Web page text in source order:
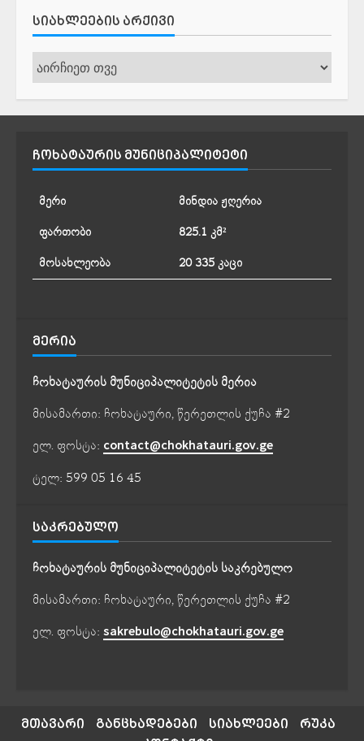
ᲡᲘᲐᲮᲚᲔᲔᲑᲘᲡ ᲐᲠᲥᲘᲕᲘ
სიახლეების
არქივი
ᲩᲝᲮᲐᲢᲐᲣᲠᲘᲡ ᲛᲣᲜᲘᲪᲘᲞᲐᲚᲘᲢᲔᲢᲘ
მერი
მინდია ჟღერია
ფართობი
825.1 კმ²
მოსახლეობა
20 335 კაცი
ᲛᲔᲠᲘᲐ
ჩოხატაურის მუნიციპალიტეტის მერია
მისამართი: ჩოხატაური, წერეთლის ქუჩა #2
ელ. ფოსტა: contact@chokhatauri.gov.ge
ტელ: 599 05 16 45
ᲡᲐᲙᲠᲔᲑᲣᲚᲝ
ჩოხატაურის მუნიციპალიტეტის საკრებულო
მისამართი: ჩოხატაური, წერეთლის ქუჩა #2
ელ. ფოსტა: sakrebulo@chokhatauri.gov.ge
მთავარი განცხადებები სიახლეები
რუკა